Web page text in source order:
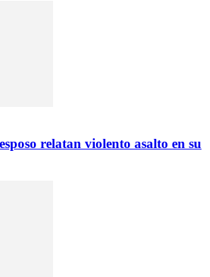
relatan violento asalto en su